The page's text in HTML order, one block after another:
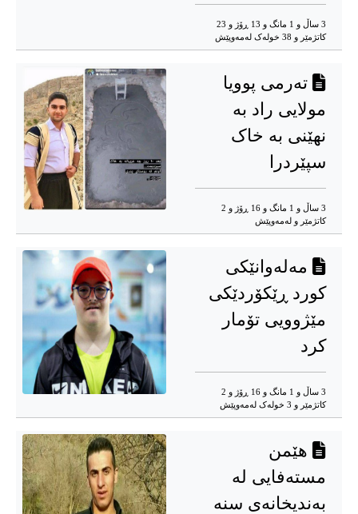
3 ساڵ و 1 مانگ و 13 ڕۆژ و 23
کاتژمێر و 38 خوله‌ک له‌مه‌وپێش‌
تەرمی پوویا
مولایی راد بە
نهێنی بە خاک
سپێردرا
3 ساڵ و 1 مانگ و 16 ڕۆژ و 2
کاتژمێر و له‌مه‌وپێش‌
مەلەوانێکی
کورد ڕێکۆردێکی
مێژوویی تۆمار
کرد
3 ساڵ و 1 مانگ و 16 ڕۆژ و 2
کاتژمێر و 3 خوله‌ک له‌مه‌وپێش‌
هێمن
مستەفایی لە
بەندیخانەی سنە